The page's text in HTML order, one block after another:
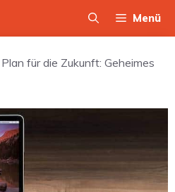
Menü
für die Zukunft: Geheimes